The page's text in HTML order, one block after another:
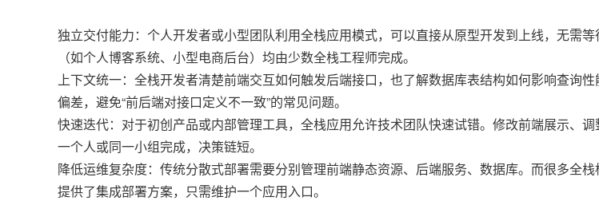
独立交付能力：个人开发者或小型团队利用全栈应用模式，可以直接从原型开发到上线，无需
（如个人博客系统、小型电商后台）均由少数全栈工程师完成。
上下文统一：全栈开发者清楚前端交互如何触发后端接口，也了解数据库表结构如何影响查询
偏差，避免“前后端对接口定义不一致”的常见问题。
快速迭代：对于初创产品或内部管理工具，全栈应用允许技术团队快速试错。修改前端展示、
一个人或同一小组完成，决策链短。
降低运维复杂度：传统分散式部署需要分别管理前端静态资源、后端服务、数据库。而很多全栈
提供了集成部署方案，只需维护一个应用入口。